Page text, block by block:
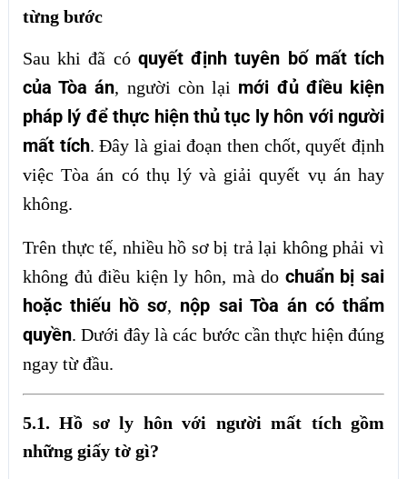
từng bước
Sau khi đã có quyết định tuyên bố mất tích
của Tòa án, người còn lại mới đủ điều kiện
pháp lý để thực hiện thủ tục ly hôn với người
mất tích. Đây là giai đoạn then chốt, quyết định
việc Tòa án có thụ lý và giải quyết vụ án hay
không.
Trên thực tế, nhiều hồ sơ bị trả lại không phải vì
không đủ điều kiện ly hôn, mà do chuẩn bị sai
hoặc thiếu hồ sơ, nộp sai Tòa án có thẩm
quyền. Dưới đây là các bước cần thực hiện đúng
ngay từ đầu.
5.1. Hồ sơ ly hôn với người mất tích gồm
những giấy tờ gì?